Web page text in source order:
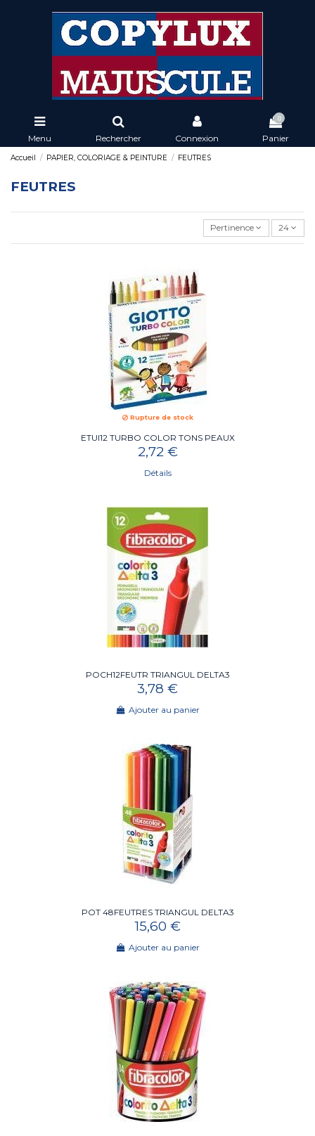
Menu Rechercher Connexion
0
Panier
Accueil PAPIER, COLORIAGE & PEINTURE FEUTRES
FEUTRES
Pertinence 24
Rupture de stock
ETUI12 TURBO COLOR TONS PEAUX
2,72 €
Détails
POCH12FEUTR TRIANGUL DELTA3
3,78 €
Ajouter au panier
POT 48FEUTRES TRIANGUL DELTA3
15,60 €
Ajouter au panier